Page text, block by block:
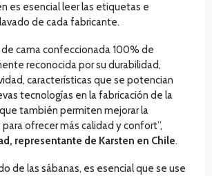
es esencial leer las etiquetas e
de cada fabricante.
de cama confeccionada 100% de
reconocida por su durabilidad,
características que se potencian
tecnologías en la fabricación de la
también permiten mejorar la
ofrecer más calidad y confort”,
representante de Karsten en Chile.
de las sábanas, es esencial que se use